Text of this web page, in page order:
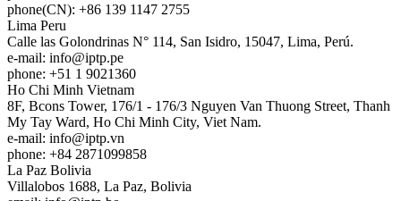
phone(CN): +86 139 1147 2755
Lima Peru
Calle las Golondrinas N° 114, San Isidro, 15047, Lima, Perú.
e-mail: info
iptp.pe
phone: +51 1 9021360
Ho Chi Minh Vietnam
8F, Bcons Tower, 176/1 - 176/3 Nguyen Van Thuong Street, Thanh
My Tay Ward, Ho Chi Minh City, Viet Nam.
e-mail: info
iptp.vn
phone: +84 2871099858
La Paz Bolivia
Villalobos 1688, La Paz, Bolivia